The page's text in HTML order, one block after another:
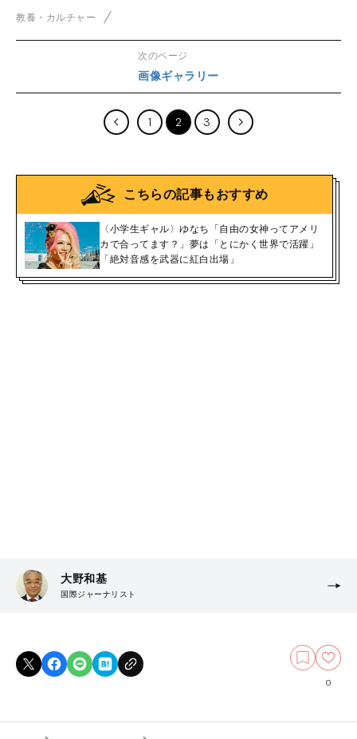
教養・カルチャー
次のページ
画像ギャラリー
1 2 3
こちらの記事もおすすめ
〈小学生ギャル〉ゆなち「自由の女神ってアメリ
カで合ってます？」夢は「とにかく世界で活躍」
「絶対音感を武器に紅白出場」
大野和基
国際ジャーナリスト
0